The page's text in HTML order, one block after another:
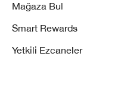
Mağaza Bul
Smart Rewards
Yetkili Ezcaneler